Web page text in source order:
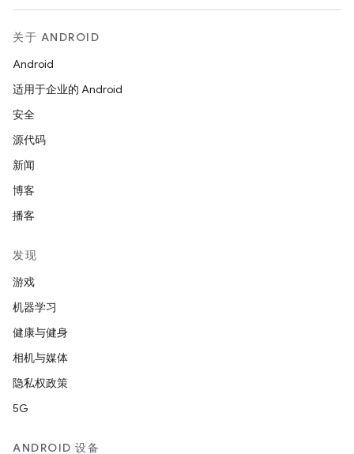
关于 ANDROID
Android
适用于企业的 Android
安全
源代码
新闻
博客
播客
发现
游戏
机器学习
健康与健身
相机与媒体
隐私权政策
5G
ANDROID 设备